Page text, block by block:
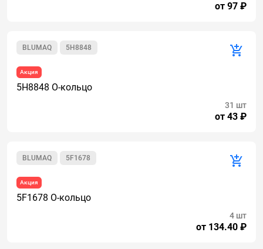
от 97 ₽
5H8848
BLUMAQ
Акция
5H8848 О-кольцо
от 43 ₽
31 шт
5F1678
BLUMAQ
Акция
5F1678 О-кольцо
от 134.40 ₽
4 шт